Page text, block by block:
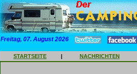
Freitag, 07. August 2026
STARTSEITE | NACHRICHTEN